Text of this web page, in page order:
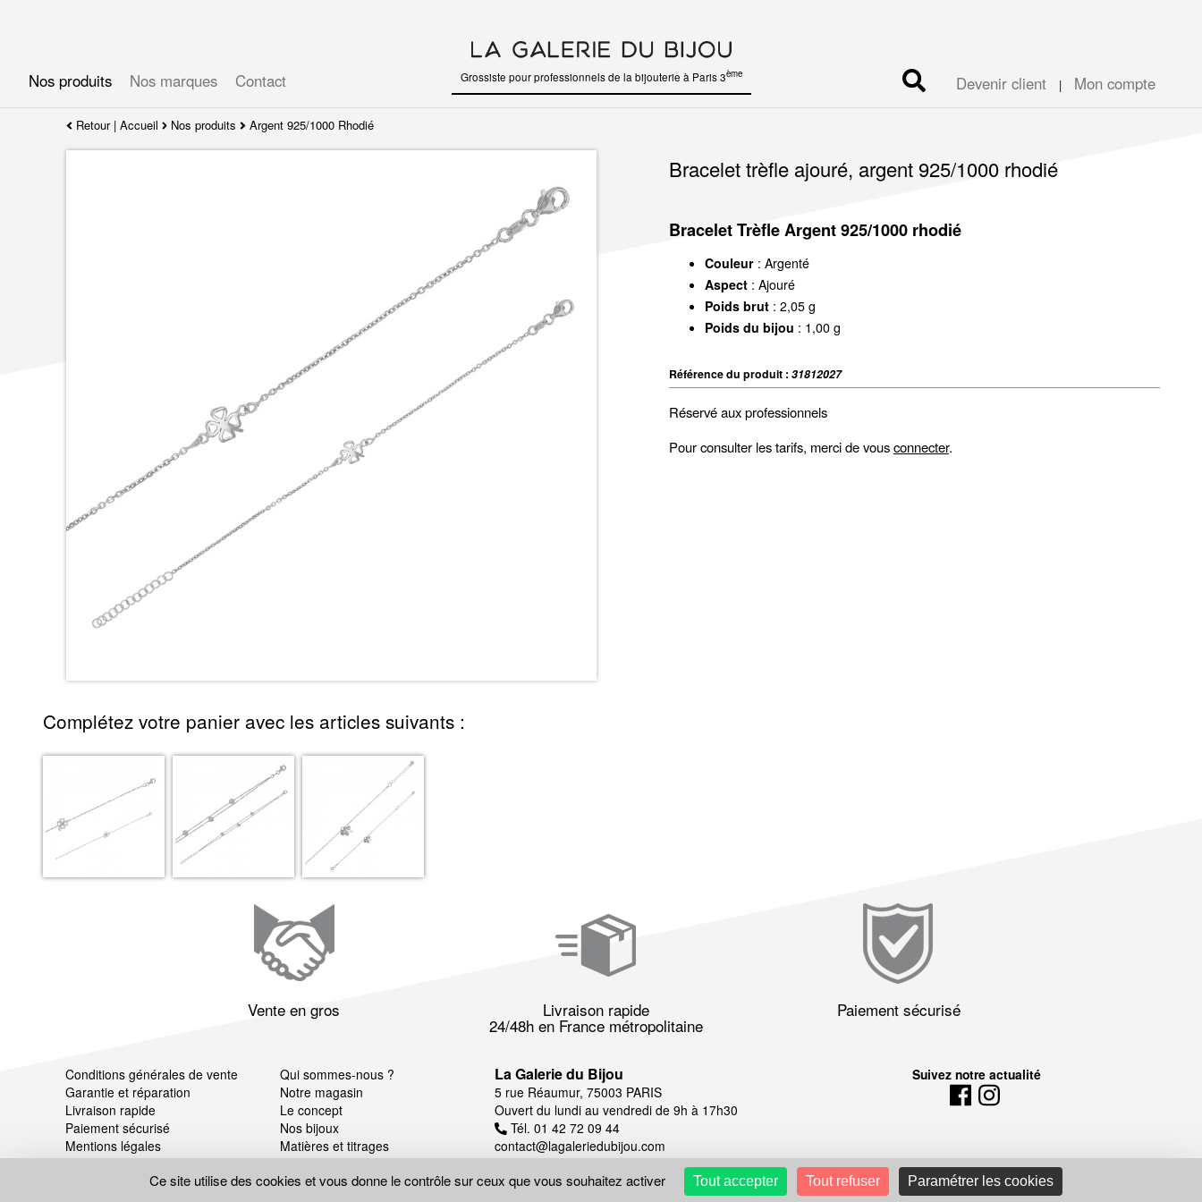
Nos produits Nos marques Contact Devenir client | Mon compte
Grossiste pour professionnels de la bijouterie à Paris 3ème
Retour| Accueil Nos produits Argent 925/1000 Rhodié
Bracelet trèfle ajouré, argent 925/1000 rhodié
Bracelet Trèfle Argent 925/1000 rhodié
Couleur: Argenté
Aspect: Ajouré
Poids brut: 2,05 g
Poids du bijou : 1,00 g
Référence du produit : 31812027
Réservé aux professionnels
Pour consulter les tarifs, merci de vousconnecter.
Complétez votre panier avec les articles suivants :
Vente en gros Livraison rapide
24/48h en France métropolitaine
Paiement sécurisé
Conditions générales de vente
Garantie et réparation
Livraison rapide
Paiement sécurisé
Mentions légales
Gestion des cookies
Qui sommes-nous ?
Notre magasin
Le concept
Nos bijoux
Matières et titrages
La Galerie du Bijou
5 rue Réaumur, 75003 PARIS
Ouvert du lundi au vendredi de 9h à 17h30
Tél. 01 42 72 09 44
contact@lagaleriedubijou.com
Suivez notre actualité
Ce site utilise des cookies et vous donne le contrôle sur ceux que vous souhaitez activer Tout accepter Tout refuser Paramétrer les cookies